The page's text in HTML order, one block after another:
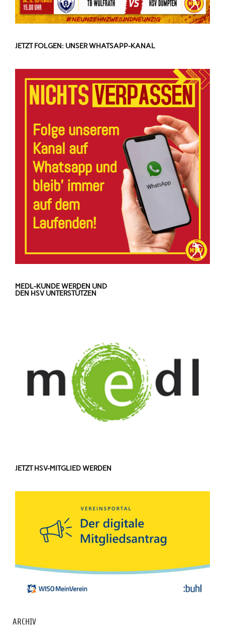
JETZT FOLGEN: UNSER WHATSAPP-KANAL
MEDL-KUNDE WERDEN UND
DEN HSV UNTERSTÜTZEN
JETZT HSV-MITGLIED WERDEN
ARCHIV